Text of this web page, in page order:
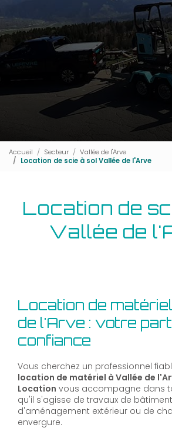
Accueil Secteur
Vallée de l'Arve
Location de scie à sol Vallée de l'Arve
Location de
Vallée de
Location de
de l'Arve : votre
confiance
Vous cherchez un professionnel
location de matériel à Vallée de
Location vous accompagne dans
qu'il s'agisse de travaux de
d'aménagement extérieur ou de
envergure.